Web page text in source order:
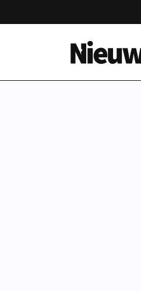
Homepage van